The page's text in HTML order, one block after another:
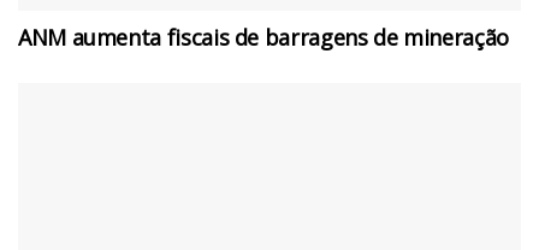
ANM aumenta fiscais de barragens de mineração